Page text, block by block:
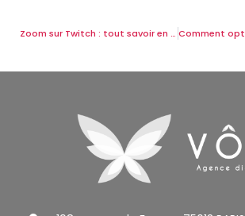
Zoom sur Twitch : tout savoir en tant qu’entreprise